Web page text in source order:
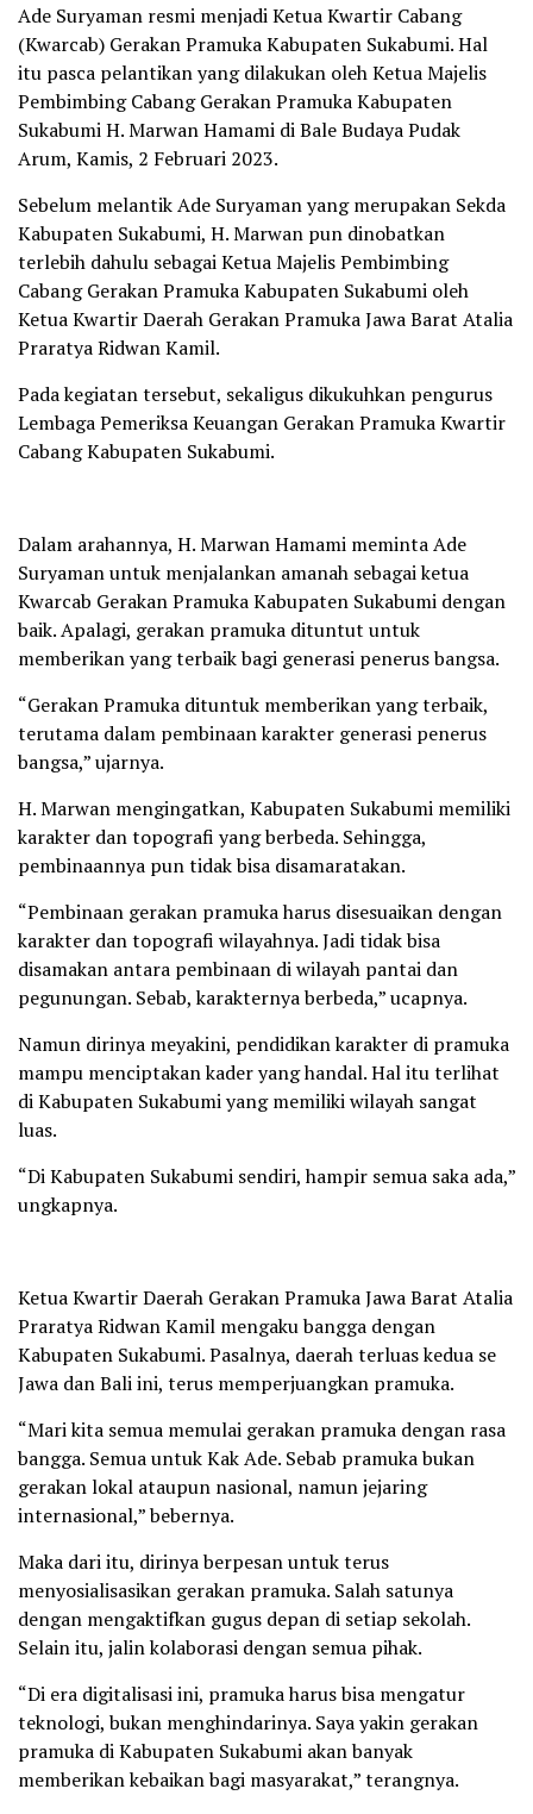
Ade Suryaman resmi menjadi Ketua Kwartir Cabang
(Kwarcab) Gerakan Pramuka Kabupaten Sukabumi. Hal
itu pasca pelantikan yang dilakukan oleh Ketua Majelis
Pembimbing Cabang Gerakan Pramuka Kabupaten
Sukabumi H. Marwan Hamami di Bale Budaya Pudak
Arum, Kamis, 2 Februari 2023.
Sebelum melantik Ade Suryaman yang merupakan Sekda
Kabupaten Sukabumi, H. Marwan pun dinobatkan
terlebih dahulu sebagai Ketua Majelis Pembimbing
Cabang Gerakan Pramuka Kabupaten Sukabumi oleh
Ketua Kwartir Daerah Gerakan Pramuka Jawa Barat Atalia
Praratya Ridwan Kamil.
Pada kegiatan tersebut, sekaligus dikukuhkan pengurus
Lembaga Pemeriksa Keuangan Gerakan Pramuka Kwartir
Cabang Kabupaten Sukabumi.
Dalam arahannya, H. Marwan Hamami meminta Ade
Suryaman untuk menjalankan amanah sebagai ketua
Kwarcab Gerakan Pramuka Kabupaten Sukabumi dengan
baik. Apalagi, gerakan pramuka dituntut untuk
memberikan yang terbaik bagi generasi penerus bangsa.
“Gerakan Pramuka dituntuk memberikan yang terbaik,
terutama dalam pembinaan karakter generasi penerus
bangsa,” ujarnya.
H. Marwan mengingatkan, Kabupaten Sukabumi memiliki
karakter dan topografi yang berbeda. Sehingga,
pembinaannya pun tidak bisa disamaratakan.
“Pembinaan gerakan pramuka harus disesuaikan dengan
karakter dan topografi wilayahnya. Jadi tidak bisa
disamakan antara pembinaan di wilayah pantai dan
pegunungan. Sebab, karakternya berbeda,” ucapnya.
Namun dirinya meyakini, pendidikan karakter di pramuka
mampu menciptakan kader yang handal. Hal itu terlihat
di Kabupaten Sukabumi yang memiliki wilayah sangat
luas.
“Di Kabupaten Sukabumi sendiri, hampir semua saka ada,”
ungkapnya.
Ketua Kwartir Daerah Gerakan Pramuka Jawa Barat Atalia
Praratya Ridwan Kamil mengaku bangga dengan
Kabupaten Sukabumi. Pasalnya, daerah terluas kedua se
Jawa dan Bali ini, terus memperjuangkan pramuka.
“Mari kita semua memulai gerakan pramuka dengan rasa
bangga. Semua untuk Kak Ade. Sebab pramuka bukan
gerakan lokal ataupun nasional, namun jejaring
internasional,” bebernya.
Maka dari itu, dirinya berpesan untuk terus
menyosialisasikan gerakan pramuka. Salah satunya
dengan mengaktifkan gugus depan di setiap sekolah.
Selain itu, jalin kolaborasi dengan semua pihak.
“Di era digitalisasi ini, pramuka harus bisa mengatur
teknologi, bukan menghindarinya. Saya yakin gerakan
pramuka di Kabupaten Sukabumi akan banyak
memberikan kebaikan bagi masyarakat,” terangnya.